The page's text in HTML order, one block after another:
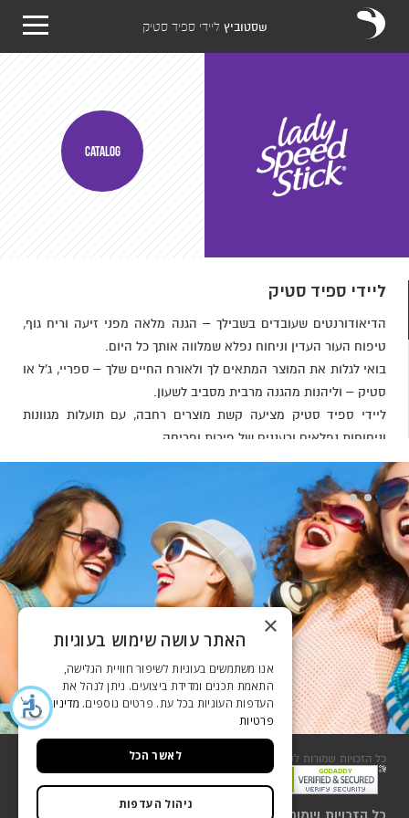
שסטוביץ ליידי ספיד סטיק
CATALOG
ליידי ספיד סטיק
הדיאודורנטים שעובדים בשבילך – הגנה מלאה מפני זיעה וריח גוף,
טיפוח העור העדין וניחוח נפלא שמלווה אותך כל היום.
בואי לגלות את המוצר המתאים לך ולאורח החיים שלך – ספריי, ג'ל או
סטיק – וליהנות מהגנה מרבית מסביב לשעון.
ליידי ספיד סטיק מציעה קשת מוצרים רחבה, עם תועלות מגוונות
וניחוחות נפלאים ורעננים של פירות ופריחה.
כל הזכויות שמורות לשסטוביץ 2018
× האתר עושה שימוש בעוגיות
אנו משתמשים בעוגיות לשיפור חוויית הגלישה,
התאמת תכנים ומדידת ביצועים. ניתן לנהל את
העדפות העוגיות בכל עת. פרטים נוספים. מדיניות
פרטיות
לאשר הכל
ניהול העדפות